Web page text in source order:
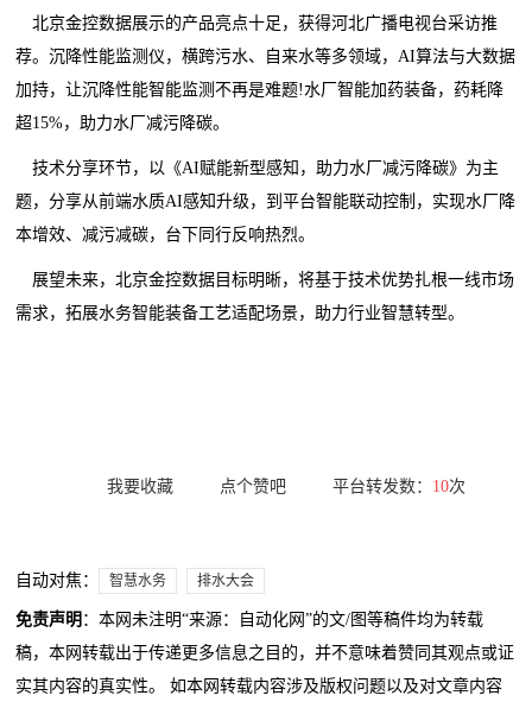
北京金控数据展示的产品亮点十足，获得河北广播电视台采访推
荐。沉降性能监测仪，横跨污水、自来水等多领域，AI算法与大数据
加持，让沉降性能智能监测不再是难题!水厂智能加药装备，药耗降
超15%，助力水厂减污降碳。
技术分享环节，以《AI赋能新型感知，助力水厂减污降碳》为主
题，分享从前端水质AI感知升级，到平台智能联动控制，实现水厂降
本增效、减污减碳，台下同行反响热烈。
展望未来，北京金控数据目标明晰，将基于技术优势扎根一线市场
需求，拓展水务智能装备工艺适配场景，助力行业智慧转型。
我要收藏 点个赞吧 平台转发数： 10次
自动对焦： 智慧水务 排水大会
免责声明 ：本网未注明“来源：自动化网”的文/图等稿件均为转载
稿，本网转载出于传递更多信息之目的，并不意味着赞同其观点或证
实其内容的真实性。 如本网转载内容涉及版权问题以及对文章内容